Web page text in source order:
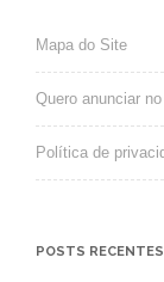
Mapa do Site
Quero anunciar
Política de
POSTS RECENTES